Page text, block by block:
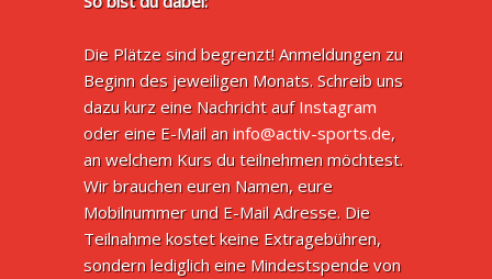
Die Plätze sind begrenzt! Anmeldungen zu
Beginn des jeweiligen Monats. Schreib uns
dazu kurz eine Nachricht aufInstagram
oder eine E-Mail aninfo@activ-sports.de,
an welchem Kurs du teilnehmen möchtest.
Wir brauchen euren Namen, eure
Mobilnummer und E-Mail Adresse. Die
Teilnahme kostet keine Extragebühren,
sondern lediglich eine Mindestspende von